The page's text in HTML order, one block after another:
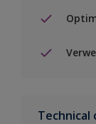
Technical